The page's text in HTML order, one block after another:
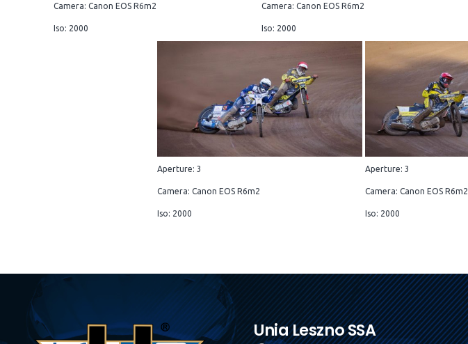
Camera: Canon EOS R6m2
Iso: 2000
Camera: Canon EOS R6m2
Iso: 2000
Aperture: 3
Camera: Canon EOS R6m2
Iso: 2000
Aperture: 3
Camera: Canon EOS R6m2
Iso: 2000
Unia Leszno SSA